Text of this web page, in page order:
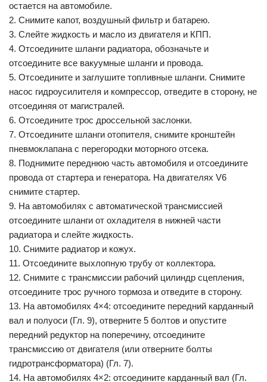
остается на автомобиле.
2. Снимите капот, воздушный фильтр и батарею.
3. Слейте жидкость и масло из двигателя и КПП.
4. Отсоедините шланги радиатора, обозначьте и
отсоедините все вакуумные шланги и провода.
5. Отсоедините и заглушите топливные шланги. Снимите
насос гидроусилителя и компрессор, отведите в сторону, не
отсоединяя от магистралей.
6. Отсоедините трос дроссельной заслонки.
7. Отсоедините шланги отопителя, снимите кронштейн
пневмоклапана с перегородки моторного отсека.
8. Поднимите переднюю часть автомобиля и отсоедините
провода от стартера и генератора. На двигателях V6
снимите стартер.
9. На автомобилях с автоматической трансмиссией
отсоедините шланги от охладителя в нижней части
радиатора и слейте жидкость.
10. Снимите радиатор и кожух.
11. Отсоедините выхлопную трубу от коллектора.
12. Снимите с трансмиссии рабочий цилиндр сцепления,
отсоедините трос ручного тормоза и отведите в сторону.
13. На автомобилях 4×4: отсоедините передний карданный
вал и полуоси (Гл. 9), отверните 5 болтов и опустите
передний редуктор на поперечину, отсоедините
трансмиссию от двигателя (или отверните болты
гидротрансформатора) (Гл. 7).
14. На автомобилях 4×2: отсоедините карданный вал (Гл.